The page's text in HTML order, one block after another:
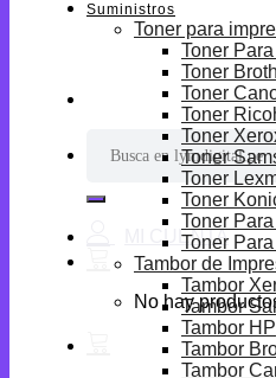
por:
No hay
Suministros
Toner para
Toner
Toner
Toner
Toner
Toner
Toner
Toner
Toner
Toner
Toner
Tambor de
Tambor
Tambor
Tambor HP
Tambor
Tambor